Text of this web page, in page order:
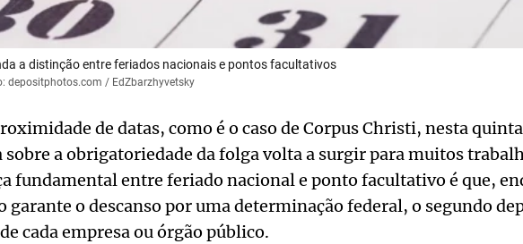
a distinção entre feriados nacionais e pontos facultativos
depositphotos.com / EdZbarzhyvetsky
de datas, como é o caso de Corpus Christi, nesta
sobre a obrigatoriedade da folga volta a surgir para muitos
fundamental entre feriado nacional e ponto facultativo é que,
garante o descanso por uma determinação federal, o segundo
cada empresa ou órgão público.